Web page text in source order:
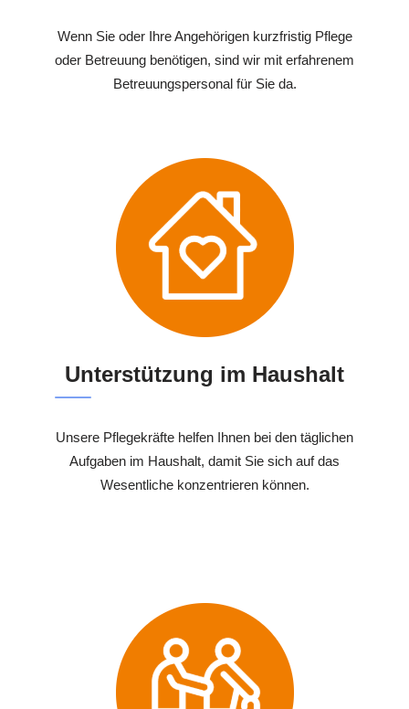
Wenn Sie oder Ihre Angehörigen kurzfristig Pflege
oder Betreuung benötigen, sind wir mit erfahrenem
Betreuungspersonal für Sie da.
Unterstützung im Haushalt
Unsere Pflegekräfte helfen Ihnen bei den täglichen
Aufgaben im Haushalt, damit Sie sich auf das
Wesentliche konzentrieren können.